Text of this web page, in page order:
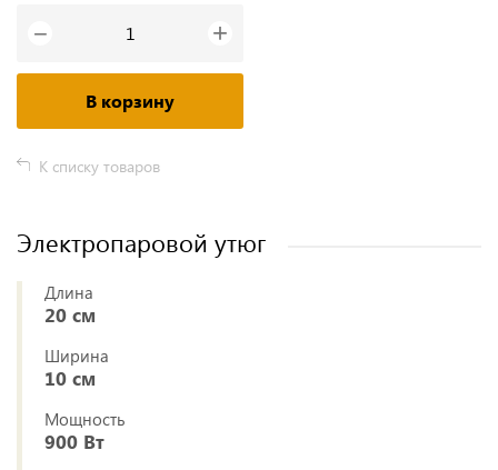
− +
В корзину
К списку товаров
Электропаровой утюг
Длина
20 см
Ширина
10 см
Мощность
900 Вт